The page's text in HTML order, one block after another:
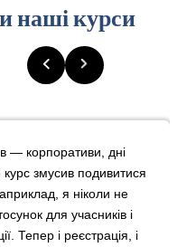
наші курси
атмосферу
з різних сфер, деякі
почати. Тепер, завдяки
особистими
зустрічей, усе